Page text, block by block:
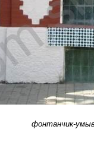
фонтанчик-